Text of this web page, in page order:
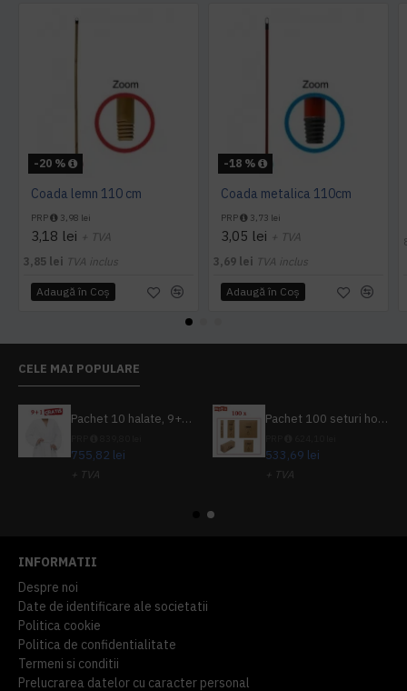
-20 %
Coada lemn 110 cm
PRP 3,98 lei
3,18 lei + TVA
3,85 lei TVA inclus
Adaugă în Coş
-18 %
Coada metalica 110cm
PRP 3,73 lei
3,05 lei + TVA
3,69 lei TVA inclus
Adaugă în Coş
CELE MAI POPULARE
Pachet 10 halate, 9+1 gratuit
755,82 lei
+ TVA
Pachet 100 seturi hoteliere, set dentar, set barbierit, casca de dus, pila unghii, set cusut
533,69 lei
+ TVA
INFORMATII
Despre noi
Date de identificare ale societatii
Politica cookie
Politica de confidentialitate
Termeni si conditii
Prelucrarea datelor cu caracter personal